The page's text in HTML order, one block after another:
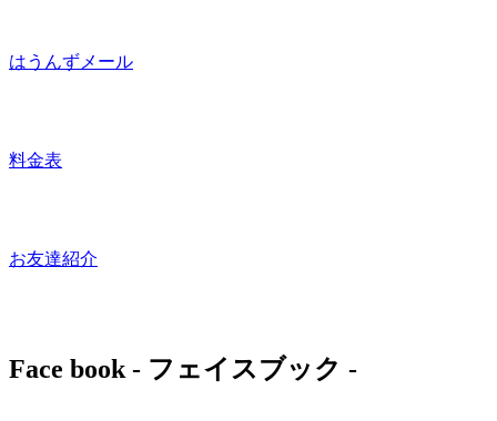
はうんずメール
料金表
お友達紹介
Face book - フェイスブック -